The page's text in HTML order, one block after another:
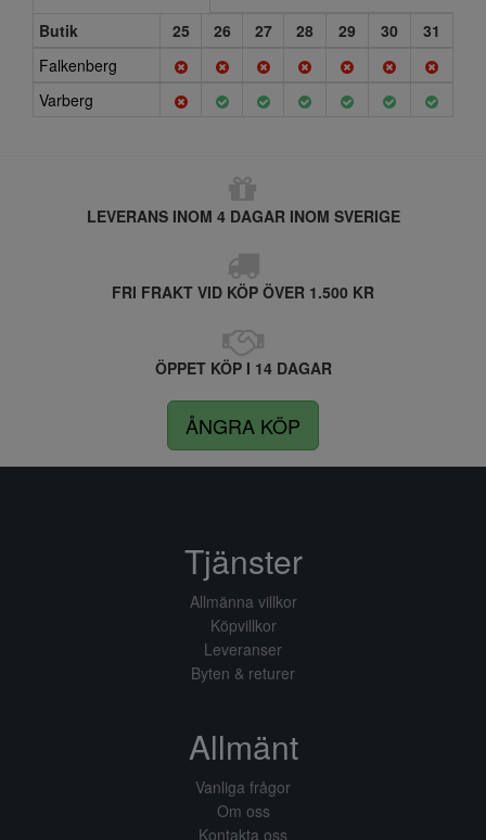
Butik
25 26 27 28 29 30
31
Falkenberg
Varberg
LEVERANS INOM 4 DAGAR INOM SVERIGE
FRI FRAKT VID KÖP ÖVER 1.500 KR
ÖPPET KÖP I 14 DAGAR
ÅNGRA KÖP
Tjänster
Allmänna villkor
Köpvillkor
Leveranser
Byten & returer
Allmänt
Vanliga frågor
Om oss
Kontakta oss